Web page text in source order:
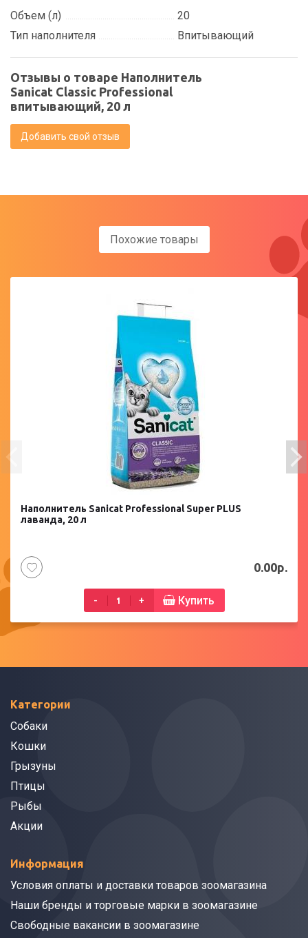
Объем (л)
20
Тип наполнителя
Впитывающий
Отзывы о товаре Наполнитель
Sanicat Classic Professional
впитывающий, 20 л
Добавить свой отзыв
Похожие товары
Наполнитель Sanicat Professional Super PLUS
лаванда, 20 л
0.00р.
- + Купить
Категории
Собаки
Кошки
Грызуны
Птицы
Рыбы
Акции
Информация
Условия оплаты и доставки товаров зоомагазина
Наши бренды и торговые марки в зоомагазине
Свободные вакансии в зоомагазине